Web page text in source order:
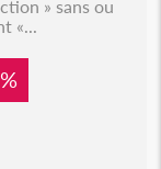
» sans ou
«...